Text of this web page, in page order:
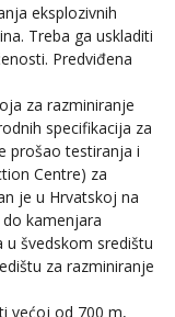
eksplozivnih
Treba ga uskladiti
Predviđena
za razminiranje
specifikacija za
prošao testiranja i
Centre) za
je u Hrvatskoj na
kamenjara
švedskom središtu
za razminiranje
većoj od 700 m,